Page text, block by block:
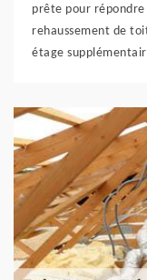
prête pour
rehaussement de
étage